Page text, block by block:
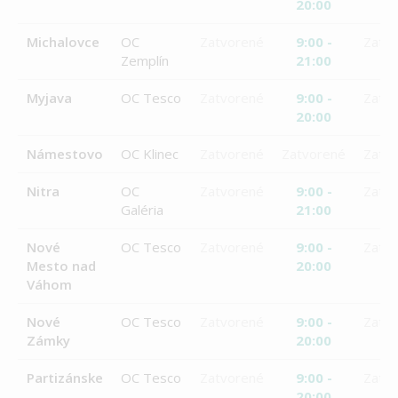
20:00
Michalovce
OC
Zemplín
9:00 -
21:00
Myjava OC Tesco
9:00 -
20:00
Námestovo OC Klinec
Nitra
OC
Galéria
9:00 -
21:00
Nové
Mesto nad
Váhom
OC Tesco
9:00 -
20:00
Nové
Zámky
OC Tesco
9:00 -
20:00
Partizánske OC Tesco
9:00 -